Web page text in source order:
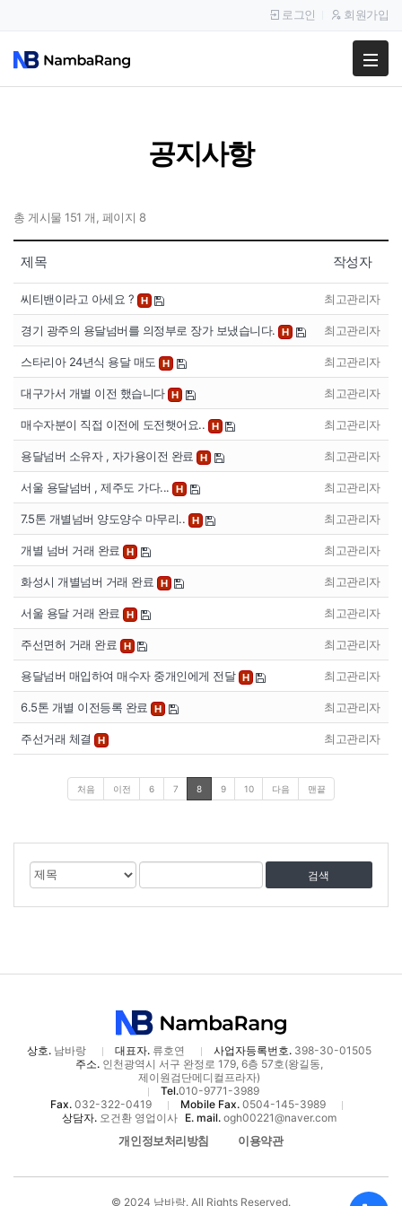
팔고
이용후기
로그인 회원가입
공지사항
총 게시물 151 개, 페이지 8
제목 작성자
씨티밴이라고 아세요 ? H 최고관리자
경기 광주의 용달넘버를 의정부로 장가 보냈습니다. H 최고관리자
스타리아 24년식 용달 매도 H 최고관리자
대구가서 개별 이전 했습니다 H 최고관리자
매수자분이 직접 이전에 도전햇어요.. H 최고관리자
용달넘버 소유자 , 자가용이전 완료 H 최고관리자
서울 용달넘버 , 제주도 가다... H 최고관리자
7.5톤 개별넘버 양도양수 마무리.. H 최고관리자
개별 넘버 거래 완료 H 최고관리자
화성시 개별넘버 거래 완료 H 최고관리자
서울 용달 거래 완료 H 최고관리자
주선면허 거래 완료 H 최고관리자
용달넘버 매입하여 매수자 중개인에게 전달 H 최고관리자
6.5톤 개별 이전등록 완료 H 최고관리자
주선거래 체결 H 최고관리자
처음 이전 6 7 8 9 10 다음 맨끝
게
물
검
색
대
검
어
상호.남바랑 대표자.류호연 사업자등록번호.398-30-01505
주소.인천광역시 서구 완정로 179, 6층 57호(왕길동,
제이원검단메디컬프라자)
Tel.010-9771-3989
Fax. 032-322-0419 Mobile Fax. 0504-145-3989
상담자.오건환 영업이사 E. mail.ogh00221@naver.com
개인정보처리방침 이용약관
© 2024 남바랑. All Rights Reserved.